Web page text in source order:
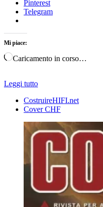
Pinterest
Telegram
Mi piace:
Caricamento in corso…
Leggi tutto
CostruireHIFI.net
Cover CHF